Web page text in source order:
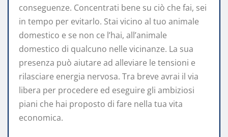
conseguenze. Concentrati bene su ciò che fai, sei
in tempo per evitarlo. Stai vicino al tuo animale
domestico e se non ce l’hai, all’animale
domestico di qualcuno nelle vicinanze. La sua
presenza può aiutare ad alleviare le tensioni e
rilasciare energia nervosa. Tra breve avrai il via
libera per procedere ed eseguire gli ambiziosi
piani che hai proposto di fare nella tua vita
economica.